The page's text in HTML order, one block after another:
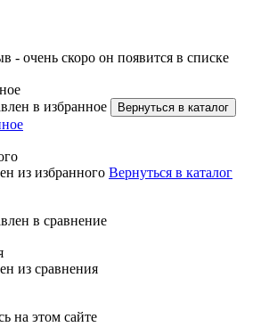
- очень скоро он появится в списке
в избранное
Вернуться в каталог
из избранного Вернуться в каталог
в сравнение
из сравнения
на этом сайте